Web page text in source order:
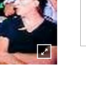
Lightbox